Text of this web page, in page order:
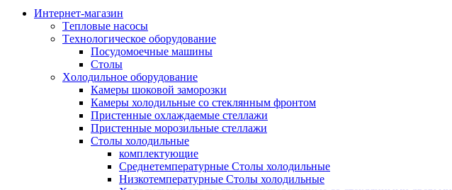
Интернет-магазин
Tепловые насосы
Tехнологическое оборудование
Посудомоечные машины
Столы
Xолодильное оборудование
Камеры шоковой заморозки
Камеры холодильные со стеклянным фронтом
Пристенные охлаждаемые стеллажи
Пристенные морозильные стеллажи
Столы холодильные
комплектующие
Среднетемпературные Столы холодильные
Низкотемпературные Столы холодильные